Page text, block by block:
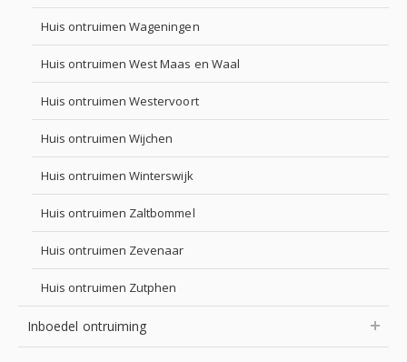
Huis ontruimen Wageningen
Huis ontruimen West Maas en Waal
Huis ontruimen Westervoort
Huis ontruimen Wijchen
Huis ontruimen Winterswijk
Huis ontruimen Zaltbommel
Huis ontruimen Zevenaar
Huis ontruimen Zutphen
Inboedel ontruiming